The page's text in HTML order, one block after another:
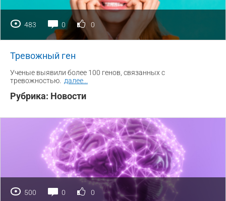
483 0 0
Тревожный ген
Ученые выявили более 100 генов, связанных с
тревожностью.
далее
Рубрика: Новости
500 0 0